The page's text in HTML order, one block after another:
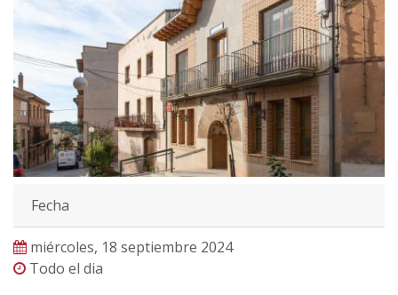
Fecha
miércoles, 18 septiembre 2024
Todo el dia